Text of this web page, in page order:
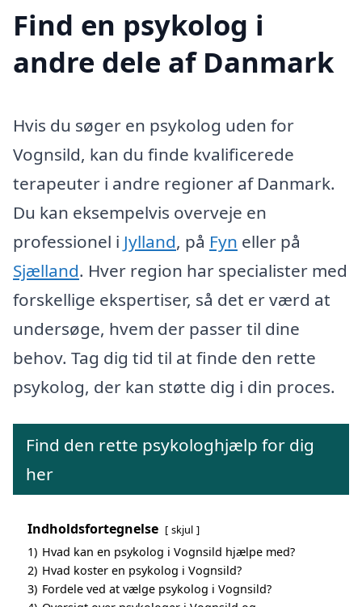
Find en psykolog i
andre dele af Danmark
Hvis du søger en psykolog uden for
Vognsild, kan du finde kvalificerede
terapeuter i andre regioner af Danmark.
Du kan eksempelvis overveje en
professionel i Jylland, på Fyn eller på
Sjælland. Hver region har specialister med
forskellige ekspertiser, så det er værd at
undersøge, hvem der passer til dine
behov. Tag dig tid til at finde den rette
psykolog, der kan støtte dig i din proces.
Find den rette psykologhjælp for dig
her
Indholdsfortegnelse skjul
1) Hvad kan en psykolog i Vognsild hjælpe med?
2) Hvad koster en psykolog i Vognsild?
3) Fordele ved at vælge psykolog i Vognsild?